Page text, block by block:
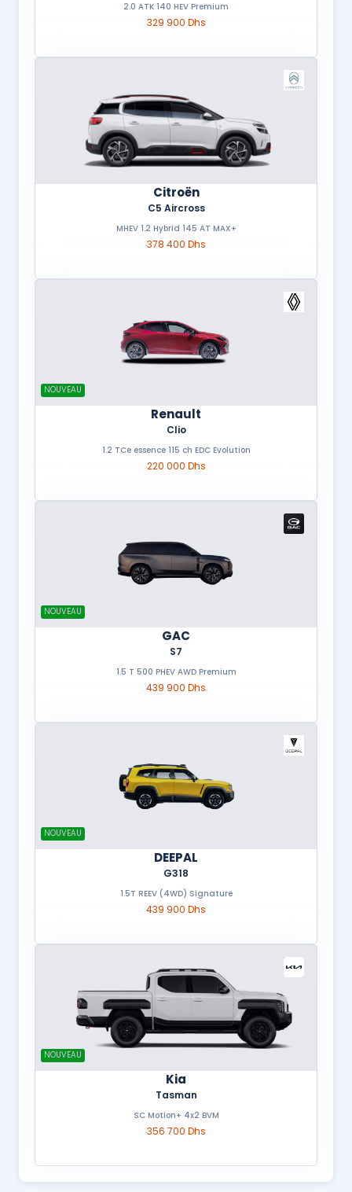
2.0 ATK 140 HEV Premium
329 900 Dhs
Citroën
C5 Aircross
MHEV 1.2 Hybrid 145 AT MAX+
378 400 Dhs
NOUVEAU
Renault
Clio
1.2 TCe essence 115 ch EDC Evolution
220 000 Dhs
NOUVEAU
GAC
S7
1.5 T 500 PHEV AWD Premium
439 900 Dhs
NOUVEAU
DEEPAL
G318
1.5T REEV (4WD) Signature
439 900 Dhs
NOUVEAU
Kia
Tasman
SC Motion+ 4x2 BVM
356 700 Dhs